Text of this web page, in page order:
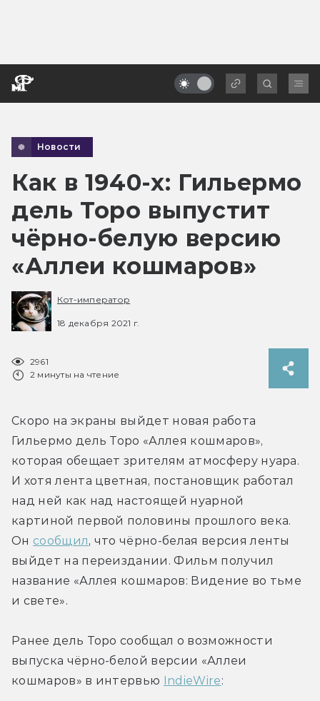
Новости
Как в 1940-х: Гильермо
дель Торо выпустит
чёрно-белую версию
«Аллеи кошмаров»
Кот-император
18 декабря 2021 г.
2961
2 минуты на чтение
Скоро на экраны выйдет новая работа
Гильермо дель Торо «Аллея кошмаров»,
которая обещает зрителям атмосферу нуара.
И хотя лента цветная, постановщик работал
над ней как над настоящей нуарной
картиной первой половины прошлого века.
Он сообщил, что чёрно-белая версия ленты
выйдет на переиздании. Фильм получил
название «Аллея кошмаров: Видение во тьме
и свете».
Ранее дель Торо сообщал о возможности
выпуска чёрно-белой версии «Аллеи
кошмаров» в интервью IndieWire: